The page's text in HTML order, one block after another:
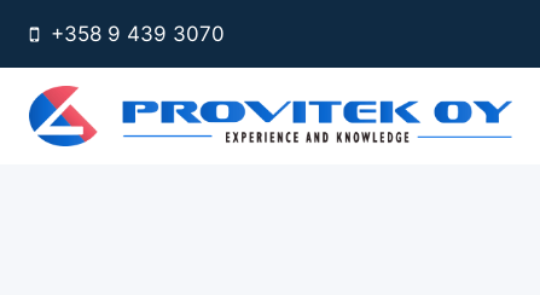
sisältöön
+358 9 439 3070